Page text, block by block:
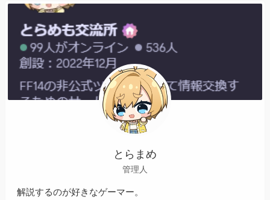
とらまめ
管理人
解説するのが好きなゲーマー。